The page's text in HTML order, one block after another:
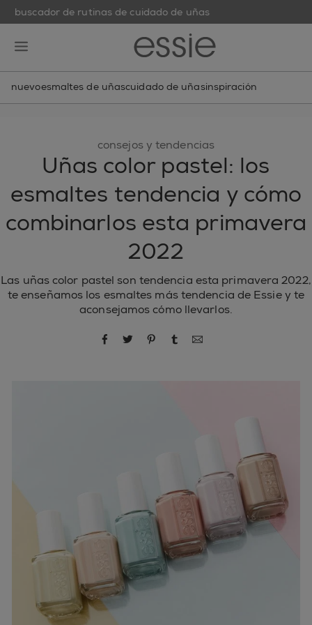
buscador de rutinas de cuidado de uñas
nuevoesmaltes de uñascuidado de uñasinspiración
consejos y tendencias
Uñas color pastel: los
esmaltes tendencia y cómo
combinarlos esta primavera
2022
Las uñas color pastel son tendencia esta primavera 2022,
te enseñamos los esmaltes más tendencia de Essie y te
aconsejamos cómo llevarlos.
compartir por Facebook
compartir por Twitter
compartir por Pinterest
compartir por Tumblr
compartir por